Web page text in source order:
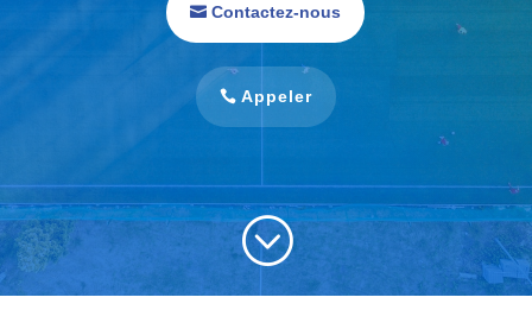
Contactez-nous
Appeler
;